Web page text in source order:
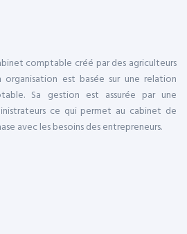
comptable créé par des agriculteurs
est basée sur une relation
Sa gestion est assurée par une
ce qui permet au cabinet de
avec les besoins des entrepreneurs.